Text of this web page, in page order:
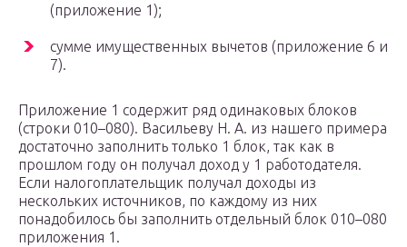
(приложение 1);
сумме имущественных вычетов (приложение 6 и
7).
Приложение 1 содержит ряд одинаковых блоков
(строки 010–080). Васильеву Н. А. из нашего примера
достаточно заполнить только 1 блок, так как в
прошлом году он получал доход у 1 работодателя.
Если налогоплательщик получал доходы из
нескольких источников, по каждому из них
понадобилось бы заполнить отдельный блок 010–080
приложения 1.